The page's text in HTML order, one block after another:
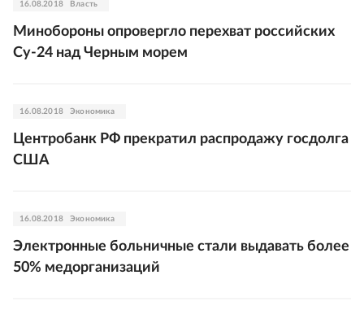
16.08.2018 Власть
Минобороны опровергло перехват российских
Су-24 над Черным морем
16.08.2018 Экономика
Центробанк РФ прекратил распродажу госдолга
США
16.08.2018 Экономика
Электронные больничные стали выдавать более
50% медорганизаций